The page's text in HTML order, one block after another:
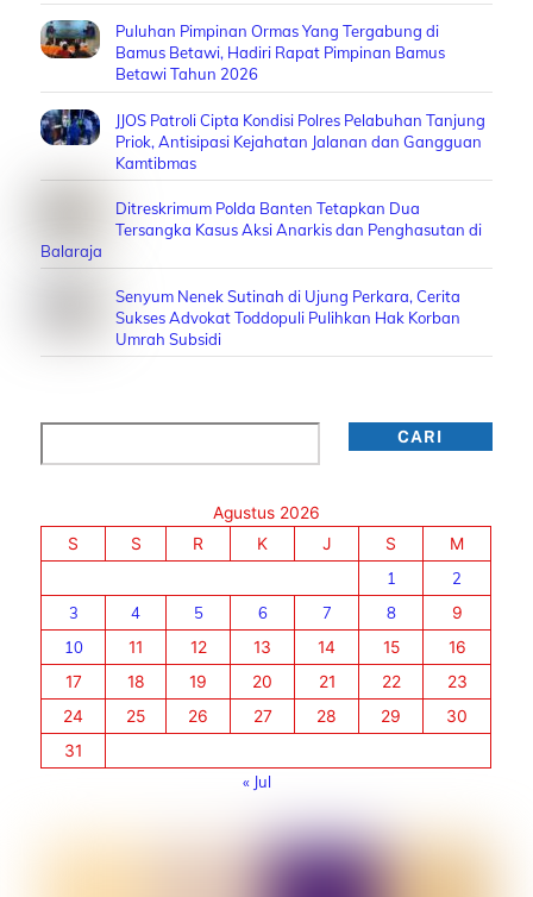
Puluhan Pimpinan Ormas Yang Tergabung di
Bamus Betawi, Hadiri Rapat Pimpinan Bamus
Betawi Tahun 2026
JJOS Patroli Cipta Kondisi Polres Pelabuhan Tanjung
Priok, Antisipasi Kejahatan Jalanan dan Gangguan
Kamtibmas
Ditreskrimum Polda Banten Tetapkan Dua
Tersangka Kasus Aksi Anarkis dan Penghasutan di
Balaraja
Senyum Nenek Sutinah di Ujung Perkara, Cerita
Sukses Advokat Toddopuli Pulihkan Hak Korban
Umrah Subsidi
CARI
Agustus 2026
S
S R K J S
M
1
2
3
4 5 6 7 8
9
10
11 12 13 14 15
16
17
18 19 20 21 22
23
24
25 26 27 28 29
30
31
« Jul